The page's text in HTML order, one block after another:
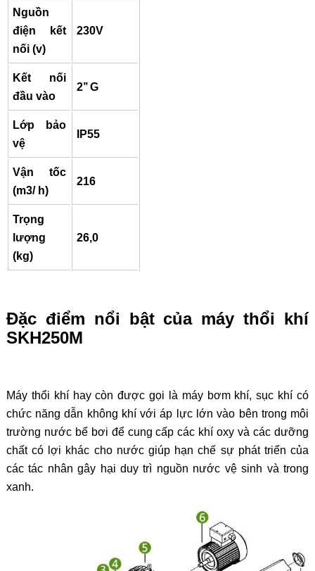
Nguồn
điện kết
nối (v)
230V
Kết nối
đầu vào
2’’ G
Lớp bảo
vệ
IP55
Vận tốc
(m3/ h)
216
Trọng
lượng
(kg)
26,0
Đặc điểm nổi bật của máy thổi khí
SKH250M
Máy thổi khí hay còn được gọi là máy bơm khí, sục khí có
chức năng dẫn không khí với áp lực lớn vào bên trong môi
trường nước bể bơi để cung cấp các khí oxy và các dưỡng
chất có lợi khác cho nước giúp hạn chế sự phát triển của
các tác nhân gây hại duy trì nguồn nước vệ sinh và trong
xanh.